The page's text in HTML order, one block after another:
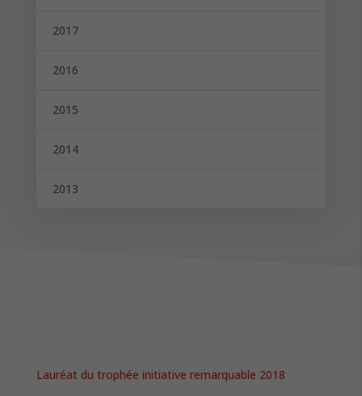
2017
2016
2015
2014
2013
Lauréat du trophée initiative remarquable 2018